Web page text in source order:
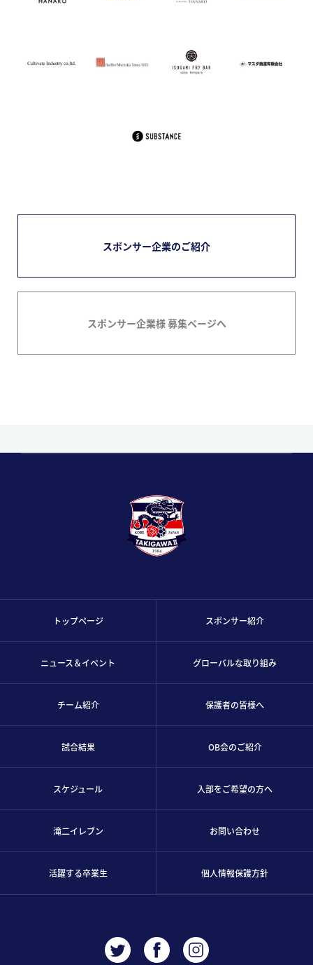
スポンサー企業のご紹介
スポンサー企業様 募集ページへ
トップページ
ニュース＆イベント
チーム紹介
試合結果
スケジュール
滝二イレブン
活躍する卒業生
スポンサー紹介
グローバルな取り組み
保護者の皆様へ
OB会のご紹介
入部をご希望の方へ
お問い合わせ
個人情報保護方針